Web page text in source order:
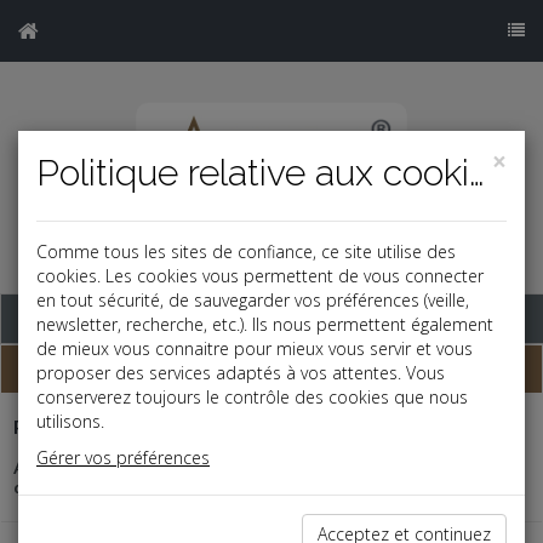
Base documentaire
Dépêches
Patrimoine
Apport en société des sommes données : attention au montant
du rapport à succession
×
Politique relative aux cookies
Comme tous les sites de confiance, ce site utilise des
cookies. Les cookies vous permettent de vous connecter
en tout sécurité, de sauvegarder vos préférences (veille,
newsletter, recherche, etc.). Ils nous permettent également
de mieux vous connaitre pour mieux vous servir et vous
proposer des services adaptés à vos attentes. Vous
conserverez toujours le contrôle des cookies que nous
utilisons.
Gérer vos préférences
Acceptez et continuez